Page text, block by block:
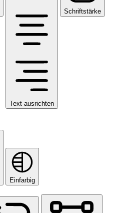
Text ausrichten
Schriftstärke
Einfarbig